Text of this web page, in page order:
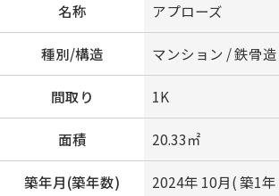
名称 アプローズ
種別/構造 マンション / 鉄骨造
間取り 1K
面積 20.33㎡
築年月(築年数) 2024年 10月( 築1年